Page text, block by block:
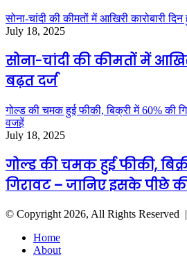
सोना-चांदी की कीमतों में आखिरी कारोबारी
July 18, 2025
सोना-चांदी की कीमतों में
बढ़त दर्ज
गोल्ड की चमक हुई फीकी, बिक्री में 60% की
वजहें
July 18, 2025
गोल्ड की चमक हुई फीकी,
गिरावट – जानिए इसके पीछे
© Copyright 2026, All Rights Reserved |
Home
About